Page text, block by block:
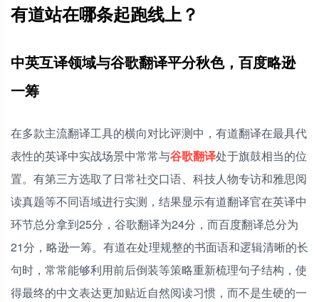
有道站在哪条起跑线上？
中英互译领域与谷歌翻译平分秋色，百度略逊
一筹
在多款主流翻译工具的横向对比评测中，有道翻译在最具代
表性的英译中实战场景中常常与谷歌翻译处于旗鼓相当的位
置。有第三方选取了日常社交口语、科技人物专访和雅思阅
读真题等不同语域进行实测，结果显示有道翻译官在英译中
环节总分拿到25分，谷歌翻译为24分，而百度翻译总分为
21分，略逊一筹。有道在处理规整的书面语和逻辑清晰的长
句时，常常能够利用前后倒装等策略重新梳理句子结构，使
得最终的中文表达更加贴近自然阅读习惯，而不是生硬的一